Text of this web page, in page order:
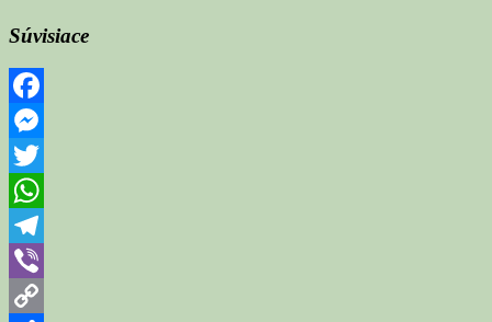
Súvisiace
Facebook
Messenger
Twitter
WhatsApp
Telegram
Viber